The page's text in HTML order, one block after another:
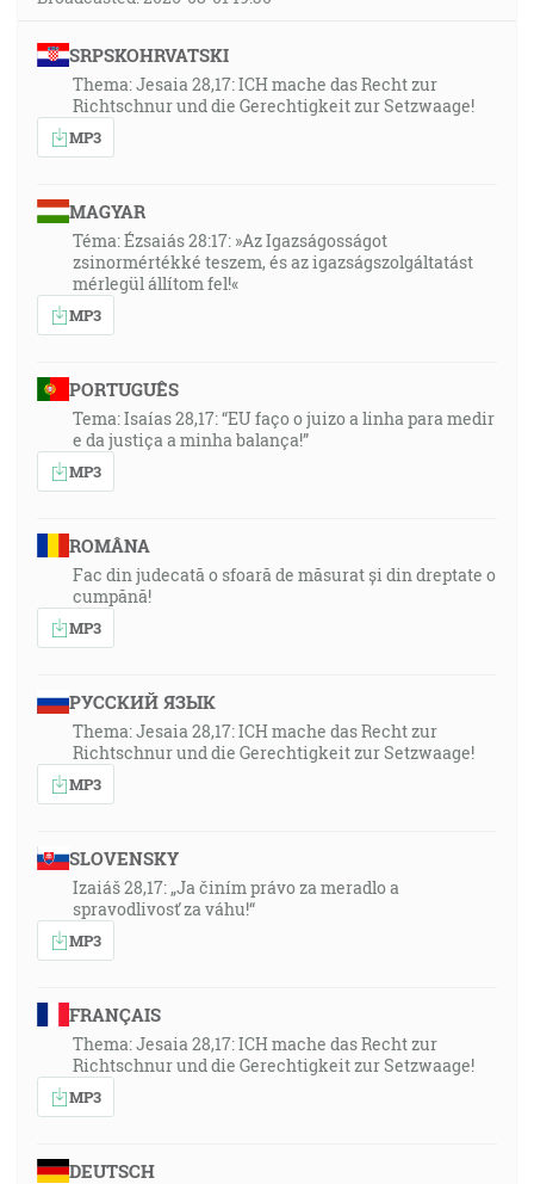
SRPSKOHRVATSKI
Thema: Jesaia 28,17: ICH mache das Recht zur
Richtschnur und die Gerechtigkeit zur Setzwaage!
MP3
MAGYAR
Téma: Ézsaiás 28:17: »Az Igazságosságot
zsinormértékké teszem, és az igazságszolgáltatást
mérlegül állítom fel!«
MP3
PORTUGUÊS
Tema: Isaías 28,17: “EU faço o juizo a linha para medir
e da justiça a minha balança!”
MP3
ROMÂNA
Fac din judecată o sfoară de măsurat și din dreptate o
cumpănă!
MP3
РУССКИЙ ЯЗЫК
Thema: Jesaia 28,17: ICH mache das Recht zur
Richtschnur und die Gerechtigkeit zur Setzwaage!
MP3
SLOVENSKY
Izaiáš 28,17: „Ja činím právo za meradlo a
spravodlivosť za váhu!“
MP3
FRANÇAIS
Thema: Jesaia 28,17: ICH mache das Recht zur
Richtschnur und die Gerechtigkeit zur Setzwaage!
MP3
DEUTSCH